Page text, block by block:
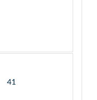
41